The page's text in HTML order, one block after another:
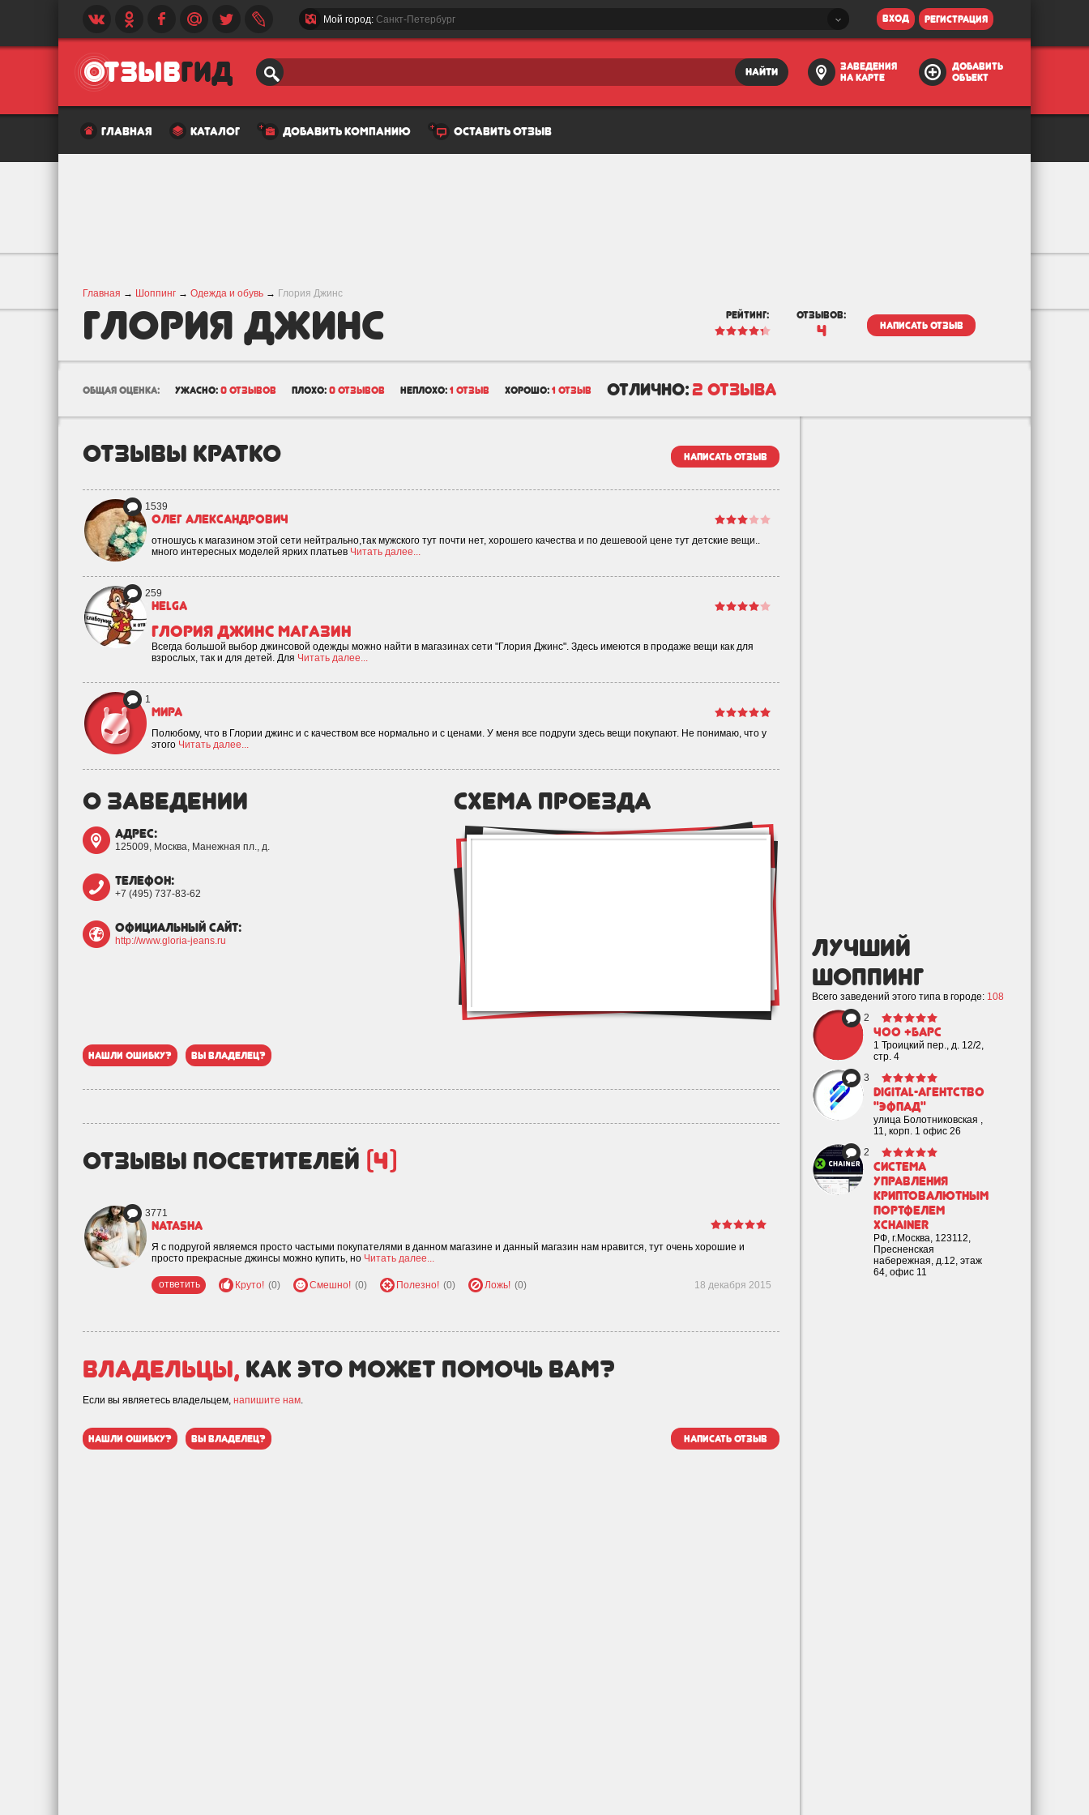
Мой город: Санкт-Петербург вход регистрация
найти
заведения
на карте
добавить
объект
главная каталог добавить компанию оставить отзыв
Главная → Шоппинг → Одежда и обувь → Глория Джинс
Глория Джинс рейтинг: отзывов:
4 написать отзыв
общая оценка: ужасно: 0 отзывов плохо: 0 отзывов неплохо: 1 отзыв хорошо: 1 отзыв отлично:2 отзыва
лучший
Шоппинг
Всего заведений этого типа в городе: 108
2
ЧОО +Барс
1 Троицкий пер., д. 12/2,
стр. 4
3
Digital-агентство
"Эфпад"
улица Болотниковская ,
11, корп. 1 офис 26
2
Cистема
управления
криптовалютным
портфелем
XChainer
РФ, г.Москва, 123112,
Пресненская
набережная, д.12, этаж
64, офис 11
отзывы кратко написать отзыв
1539
Олег Александрович
отношусь к магазином этой сети нейтрально,так мужского тут почти нет, хорошего качества и по дешевоой цене тут детские вещи..
много интересных моделей ярких платьев Читать далее...
259
Helga
Глория Джинс магазин
Всегда большой выбор джинсовой одежды можно найти в магазинах сети "Глория Джинс". Здесь имеются в продаже вещи как для
взрослых, так и для детей. Для Читать далее...
1
Мира
Полюбому, что в Глории джинс и с качеством все нормально и с ценами. У меня все подруги здесь вещи покупают. Не понимаю, что у
этого Читать далее...
о заведении
адрес:
125009, Москва, Манежная пл., д.
телефон:
+7 (495) 737-83-62
официальный сайт:
http://www.gloria-jeans.ru
схема проезда
нашли ошибку? вы владелец?
отзывы посетителей (4)
3771
natasha
Я с подругой являемся просто частыми покупателями в данном магазине и данный магазин нам нравится, тут очень хорошие и
просто прекрасные джинсы можно купить, но Читать далее...
ответить Круто! (0) Смешно! (0) Полезно! (0) Ложь! (0) 18 декабря 2015
Владельцы, как это может помочь вам?
Если вы являетесь владельцем, напишите нам.
нашли ошибку? вы владелец? написать отзыв